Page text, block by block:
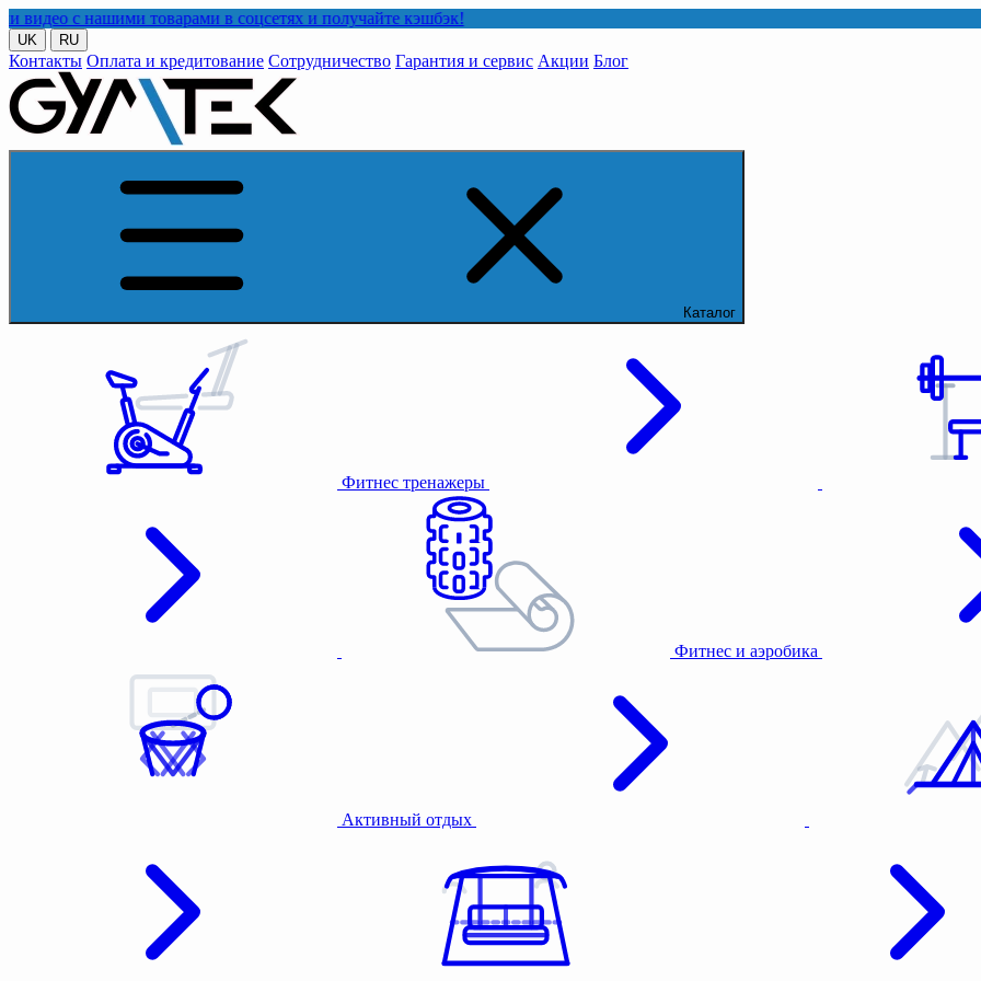
товарами в соцсетях и получайте кэшбэк!
UK RU
Контакты Оплата и кредитование Сотрудничество Гарантия и сервис Акции Блог
Каталог
Фитнес тренажеры
Фитнес и аэробика
Активный отдых